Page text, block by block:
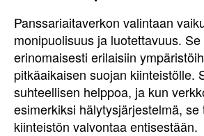
Panssariaitaverkon valintaan
monipuolisuus ja luotettavuus.
erinomaisesti erilaisiin
pitkäaikaisen suojan kiinteistölle.
suhteellisen helppoa, ja kun
esimerkiksi hälytysjärjestelmä, se
kiinteistön valvontaa entisestään.